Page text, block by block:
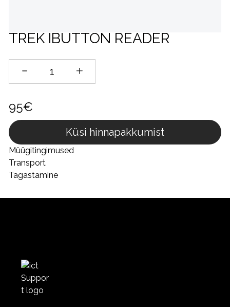
TREK IBUTTON READER
95€
Küsi hinnapakkumist
Müügitingimused
Transport
Tagastamine